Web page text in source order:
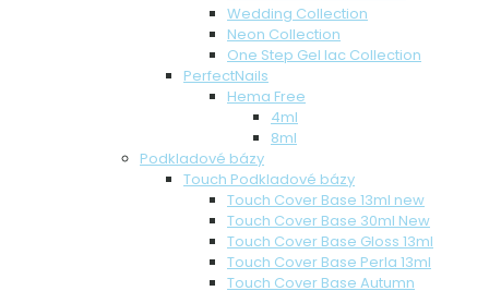
Wedding Collection
Neon Collection
One Step Gel lac Collection
PerfectNails
Hema Free
4ml
8ml
Podkladové bázy
Touch Podkladové bázy
Touch Cover Base 13ml new
Touch Cover Base 30ml New
Touch Cover Base Gloss 13ml
Touch Cover Base Perla 13ml
Touch Cover Base Autumn